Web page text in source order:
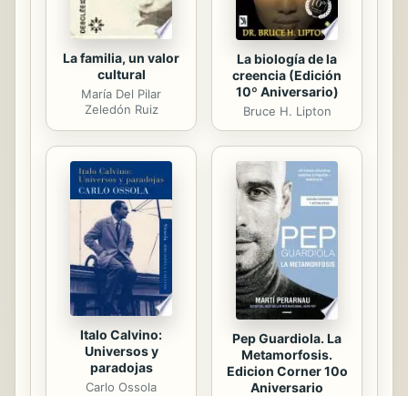
La familia, un valor
cultural
María Del Pilar
Zeledón Ruiz
La biología de la
creencia (Edición
10º Aniversario)
Bruce H. Lipton
Italo Calvino:
Universos y
paradojas
Carlo Ossola
Pep Guardiola. La
Metamorfosis.
Edicion Corner 10o
Aniversario